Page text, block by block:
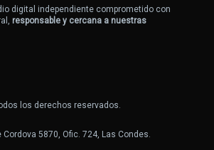
digital independiente comprometido con
responsable y cercana a nuestras
los derechos reservados.
Cordova 5870, Ofic. 724, Las Condes.